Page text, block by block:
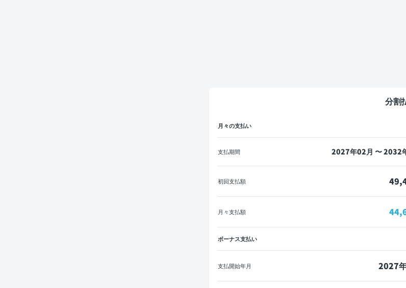
分割
月々の支払い
支払期間 2027年02月 〜 2032
初回支払額
月々支払額
ボーナス支払い
支払開始年月 2027